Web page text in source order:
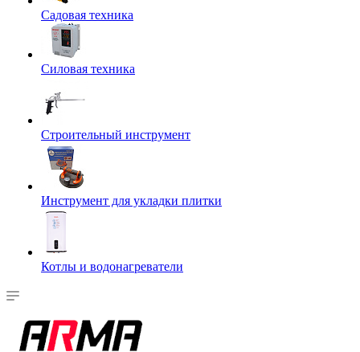
Садовая техника
Силовая техника
Строительный инструмент
Инструмент для укладки плитки
Котлы и водонагреватели